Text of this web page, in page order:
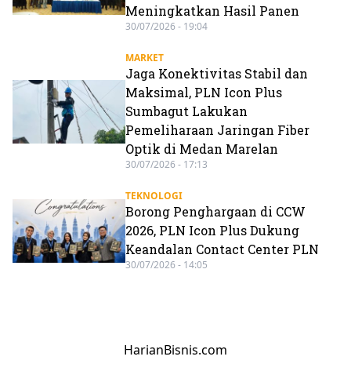
Meningkatkan Hasil Panen
30/07/2026 - 19:04
MARKET
Jaga Konektivitas Stabil dan
Maksimal, PLN Icon Plus
Sumbagut Lakukan
Pemeliharaan Jaringan Fiber
Optik di Medan Marelan
30/07/2026 - 17:13
TEKNOLOGI
Borong Penghargaan di CCW
2026, PLN Icon Plus Dukung
Keandalan Contact Center PLN
30/07/2026 - 14:05
HarianBisnis.com